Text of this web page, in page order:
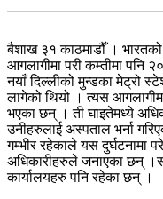
बैशाख ३१ काठमाडौँ ।
आगलागीमा परी कम्तीमा पनि
नयाँ दिल्लीको मुन्डका मेट्रो
लागेको थियो । त्यस
भएका छन् । ती घाइतेमध्ये
उनीहरुलाई अस्पताल भर्ना
गम्भीर रहेकाले यस दुर्घटनामा
अधिकारीहरुले जनाएका छन्
कार्यालयहरु पनि रहेका छन् ।